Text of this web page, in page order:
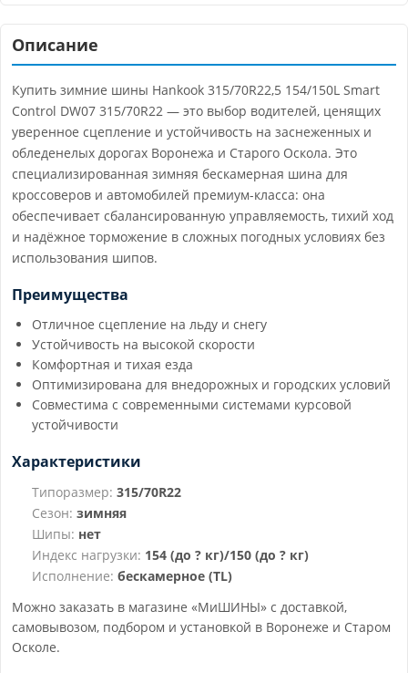
Описание
Купить зимние шины Hankook 315/70R22,5 154/150L Smart
Control DW07 315/70R22 — это выбор водителей, ценящих
уверенное сцепление и устойчивость на заснеженных и
обледенелых дорогах Воронежа и Старого Оскола. Это
специализированная зимняя бескамерная шина для
кроссоверов и автомобилей премиум-класса: она
обеспечивает сбалансированную управляемость, тихий ход
и надёжное торможение в сложных погодных условиях без
использования шипов.
Преимущества
Отличное сцепление на льду и снегу
Устойчивость на высокой скорости
Комфортная и тихая езда
Оптимизирована для внедорожных и городских условий
Совместима с современными системами курсовой
устойчивости
Характеристики
Типоразмер: 315/70R22
Сезон: зимняя
Шипы: нет
Индекс нагрузки: 154 (до ? кг)/150 (до ? кг)
Исполнение: бескамерное (TL)
Можно заказать в магазине «МиШИНЫ» с доставкой,
самовывозом, подбором и установкой в Воронеже и Старом
Осколе.